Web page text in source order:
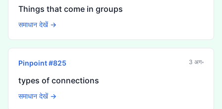
Things that come in groups
समाधान देखें →
Pinpoint #825 3 अग॰
types of connections
समाधान देखें →